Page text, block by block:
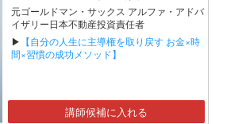
元ゴールドマン・サックス アルファ・アドバ
イザリー日本不動産投資責任者
▶ 【自分の人生に主導権を取り戻す お金×時
間×習慣の成功メソッド】
講師候補に入れる